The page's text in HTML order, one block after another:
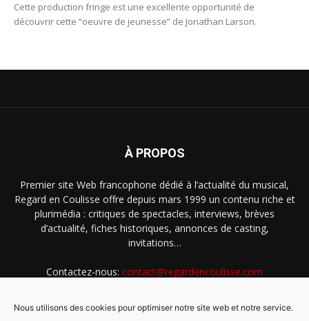
Nous utilisons des cookies pour optimiser notre site web et notre service.
Cette production fringe est une excellente opportunité de
découvrir cette “oeuvre de jeunesse” de Jonathan Larson.
À PROPOS
Premier site Web francophone dédié à l’actualité du musical,
Regard en Coulisse offre depuis mars 1999 un contenu riche et
plurimédia : critiques de spectacles, interviews, brèves
d’actualité, fiches historiques, annonces de casting,
invitations…
Contactez-nous: contact@regardencoulisse.com